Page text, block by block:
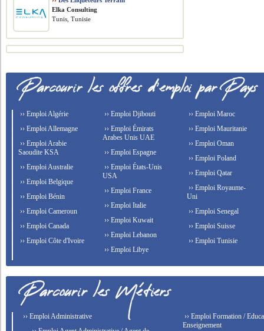
Elka Consulting
Tunis, Tunisie
›› Emploi Algérie
›› Emploi Allemagne
›› Emploi Arabie
Saoudite KSA
›› Emploi Australie
›› Emploi Belgique
›› Emploi Bénin
›› Emploi Cameroun
›› Emploi Canada
›› Emploi Côte d'Ivoire
›› Emploi Djibouti
›› Emploi Émirats
Arabes Unis UAE
›› Emploi Espagne
›› Emploi États-Unis
USA
›› Emploi France
›› Emploi Italie
›› Emploi Kuwait
›› Emploi Lebanon
›› Emploi Libye
›› Emploi Maroc
›› Emploi Mauritanie
›› Emploi Oman
›› Emploi Poland
›› Emploi Qatar
›› Emploi Royaume-
Uni
›› Emploi Senegal
›› Emploi Suisse
›› Emploi Tunisie
›› Emploi Administrative
›› Emploi Formation /
Enseignement